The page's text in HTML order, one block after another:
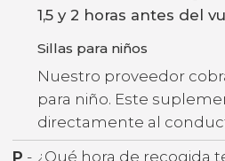
1,5 y 2 horas antes del
Sillas para niños
Nuestro proveedor
para niño. Este
directamente al
P - ¿Qué hora de recogida